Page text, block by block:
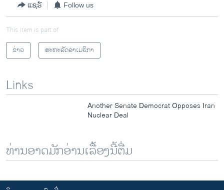
ແຊຣ໌ Follow us
This item is part of
ຂ່າວ
ສະຫະລັດອາເມຣິກາ
Links
Another Senate Democrat Opposes Iran
Nuclear Deal
ທ່ານອາດມັກອ່ານເລື້ອງນີ້ຕື່ມ